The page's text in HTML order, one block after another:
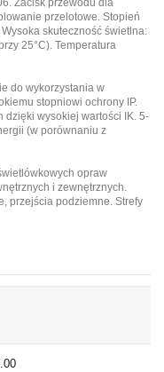
przelotowe. Stopień
skuteczność świetlna:
25°C). Temperatura
do wykorzystania w
stopniowi ochrony IP.
dzięki wysokiej wartości IK. 5-
(w porównaniu z
opraw
i zewnętrznych.
przejścia podziemne. Strefy